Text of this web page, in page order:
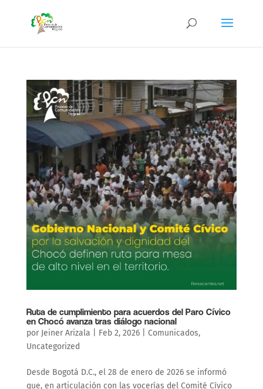
Ruta de cumplimiento para acuerdos del Paro Cívico
en Chocó avanza tras diálogo nacional
por Jeiner Arizala Feb 2, 2026| Comunicados,
Uncategorized
Desde Bogotá D.C., el 28 de enero de 2026 se informó
que, en articulación con las vocerías del Comité Cívico